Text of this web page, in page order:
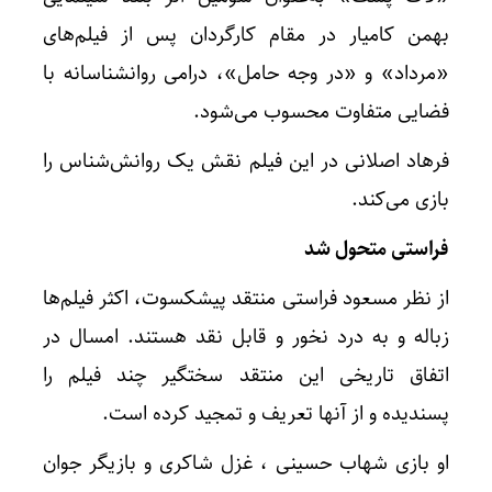
بهمن کامیار در مقام کارگردان پس از فیلم‌های
«مرداد» و «در وجه حامل»، درامی روانشناسانه با
فضایی متفاوت محسوب می‌شود.
فرهاد اصلانی در این فیلم نقش یک روانش‌شناس را
بازی می‌کند.
فراستی متحول شد
از نظر مسعود فراستی منتقد پیشکسوت، اکثر فیلم‌ها
زباله و به درد نخور و قابل نقد هستند. امسال در
اتفاق تاریخی این منتقد سختگیر چند فیلم را
پسندیده و از آنها تعریف و تمجید کرده است.
او بازی شهاب حسینی ، غزل شاکری و بازیگر جوان